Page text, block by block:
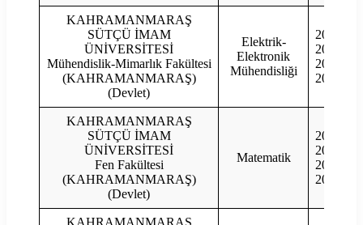
KAHRAMANMARAŞ
SÜTÇÜ İMAM
ÜNİVERSİTESİ
Mühendislik-Mimarlık Fakültesi
(KAHRAMANMARAŞ)
(Devlet)
Elektrik-
Elektronik
Mühendisliği
2023
2022
2021
2020
KAHRAMANMARAŞ
SÜTÇÜ İMAM
ÜNİVERSİTESİ
Fen Fakültesi
(KAHRAMANMARAŞ)
(Devlet)
Matematik
2023
2022
2021
2020